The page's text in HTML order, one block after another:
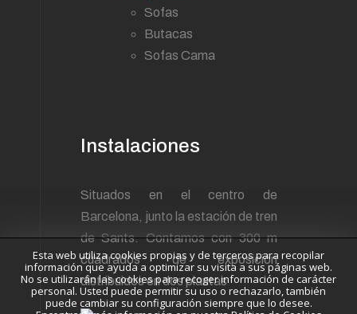
Sofas
Butacas
Sofas Cama
Esta web utiliza cookies propias y de terceros para recopilar
información que ayuda a optimizar su visita a sus páginas web.
No se utilizarán las cookies para recoger información de carácter
personal. Usted puede permitir su uso o rechazarlo, también
puede cambiar su configuración siempre que lo desee.
Instalaciones
Situados en el centro de
Barcelona, junto la estación de tren
de Sants. Contamos con 300 m
cuadrados de exposición
distribuidos en dos plantas